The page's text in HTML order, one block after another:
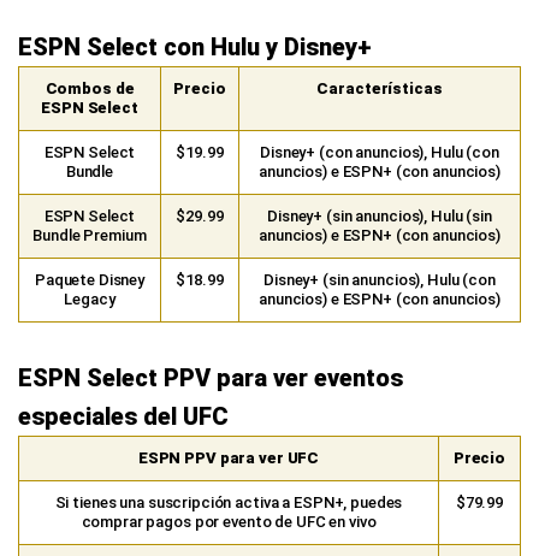
ESPN Select
Bundle Premium
$29.99
Disney+ (sin anuncios), Hulu (sin
anuncios) e ESPN+ (con anuncios)
Paquete Disney
Legacy
anuncios) e ESPN+ (con anuncios)
ESPN Select PPV para ver eventos
especiales del UFC
ESPN PPV para ver UFC Precio
Si tienes una suscripción nueva o mensual a ESPN+,
puedes comprar el paquete de pago por evento
¿En qué dispositivos puedo ver ESPN Select
en los Estados Unidos?